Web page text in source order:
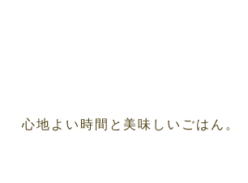
心地よい時間と美味しいごはん。